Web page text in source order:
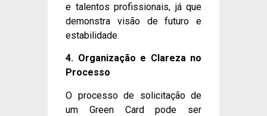
e talentos profissionais, já que
demonstra visão de futuro e
estabilidade.
4. Organização e Clareza no
Processo
O processo de solicitação de
um Green Card pode ser